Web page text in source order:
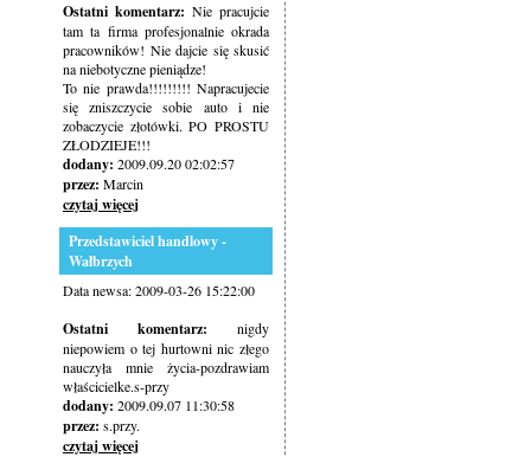
Ostatni komentarz: Nie pracujcie
tam ta firma profesjonalnie okrada
pracowników! Nie dajcie się skusić
na niebotyczne pieniądze!
To nie prawda!!!!!!!!! Napracujecie
się zniszczycie sobie auto i nie
zobaczycie złotówki. PO PROSTU
ZŁODZIEJE!!!
dodany: 2009.09.20 02:02:57
przez: Marcin
czytaj więcej
Przedstawiciel handlowy -
Wałbrzych
Data newsa: 2009-03-26 15:22:00
Ostatni komentarz: nigdy
niepowiem o tej hurtowni nic złego
nauczyła mnie życia-pozdrawiam
właścicielke.s-przy
dodany: 2009.09.07 11:30:58
przez: s.przy.
czytaj więcej